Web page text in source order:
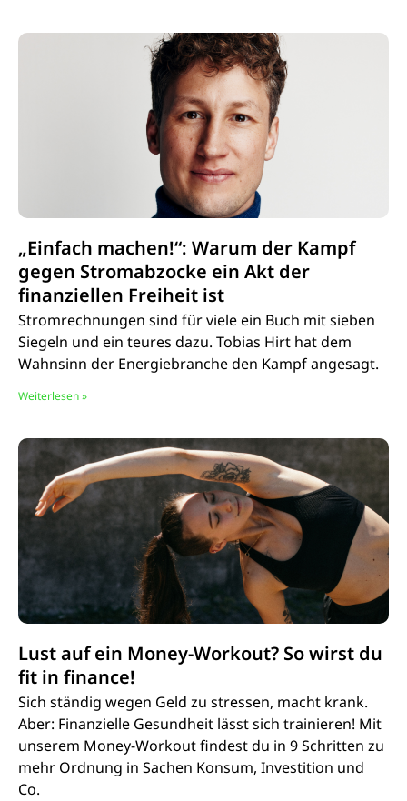
„Einfach machen!“: Warum der Kampf
gegen Stromabzocke ein Akt der
finanziellen Freiheit ist
Stromrechnungen sind für viele ein Buch mit sieben
Siegeln und ein teures dazu. Tobias Hirt hat dem
Wahnsinn der Energiebranche den Kampf angesagt.
Weiterlesen »
Lust auf ein Money-Workout? So wirst du
fit in finance!
Sich ständig wegen Geld zu stressen, macht krank.
Aber: Finanzielle Gesundheit lässt sich trainieren! Mit
unserem Money-Workout findest du in 9 Schritten zu
mehr Ordnung in Sachen Konsum, Investition und
Co.